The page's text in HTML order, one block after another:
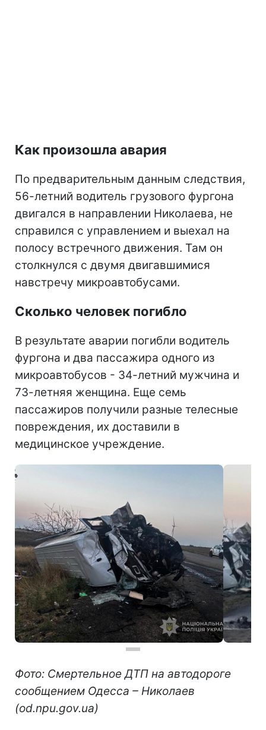
Как произошла авария
По предварительным данным следствия,
56-летний водитель грузового фургона
двигался в направлении Николаева, не
справился с управлением и выехал на
полосу встречного движения. Там он
столкнулся с двумя двигавшимися
навстречу микроавтобусами.
Сколько человек погибло
В результате аварии погибли водитель
фургона и два пассажира одного из
микроавтобусов - 34-летний мужчина и
73-летняя женщина. Еще семь
пассажиров получили разные телесные
повреждения, их доставили в
медицинское учреждение.
Фото: Смертельное ДТП на автодороге
сообщением Одесса – Николаев
(od.npu.gov.ua)